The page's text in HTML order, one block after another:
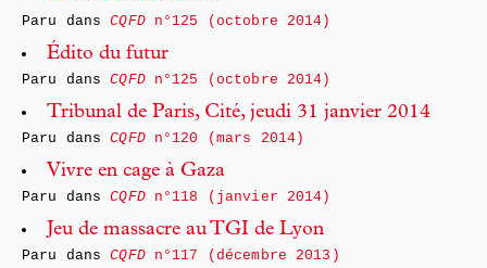
Paru dansCQFDn°125 (octobre 2014)
Édito du futur
Paru dansCQFDn°125 (octobre 2014)
Tribunal de Paris, Cité, jeudi 31 janvier 2014
Paru dansCQFDn°120 (mars 2014)
Vivre en cage à Gaza
Paru dansCQFDn°118 (janvier 2014)
Jeu de massacre au TGI de Lyon
Paru dansCQFDn°117 (décembre 2013)